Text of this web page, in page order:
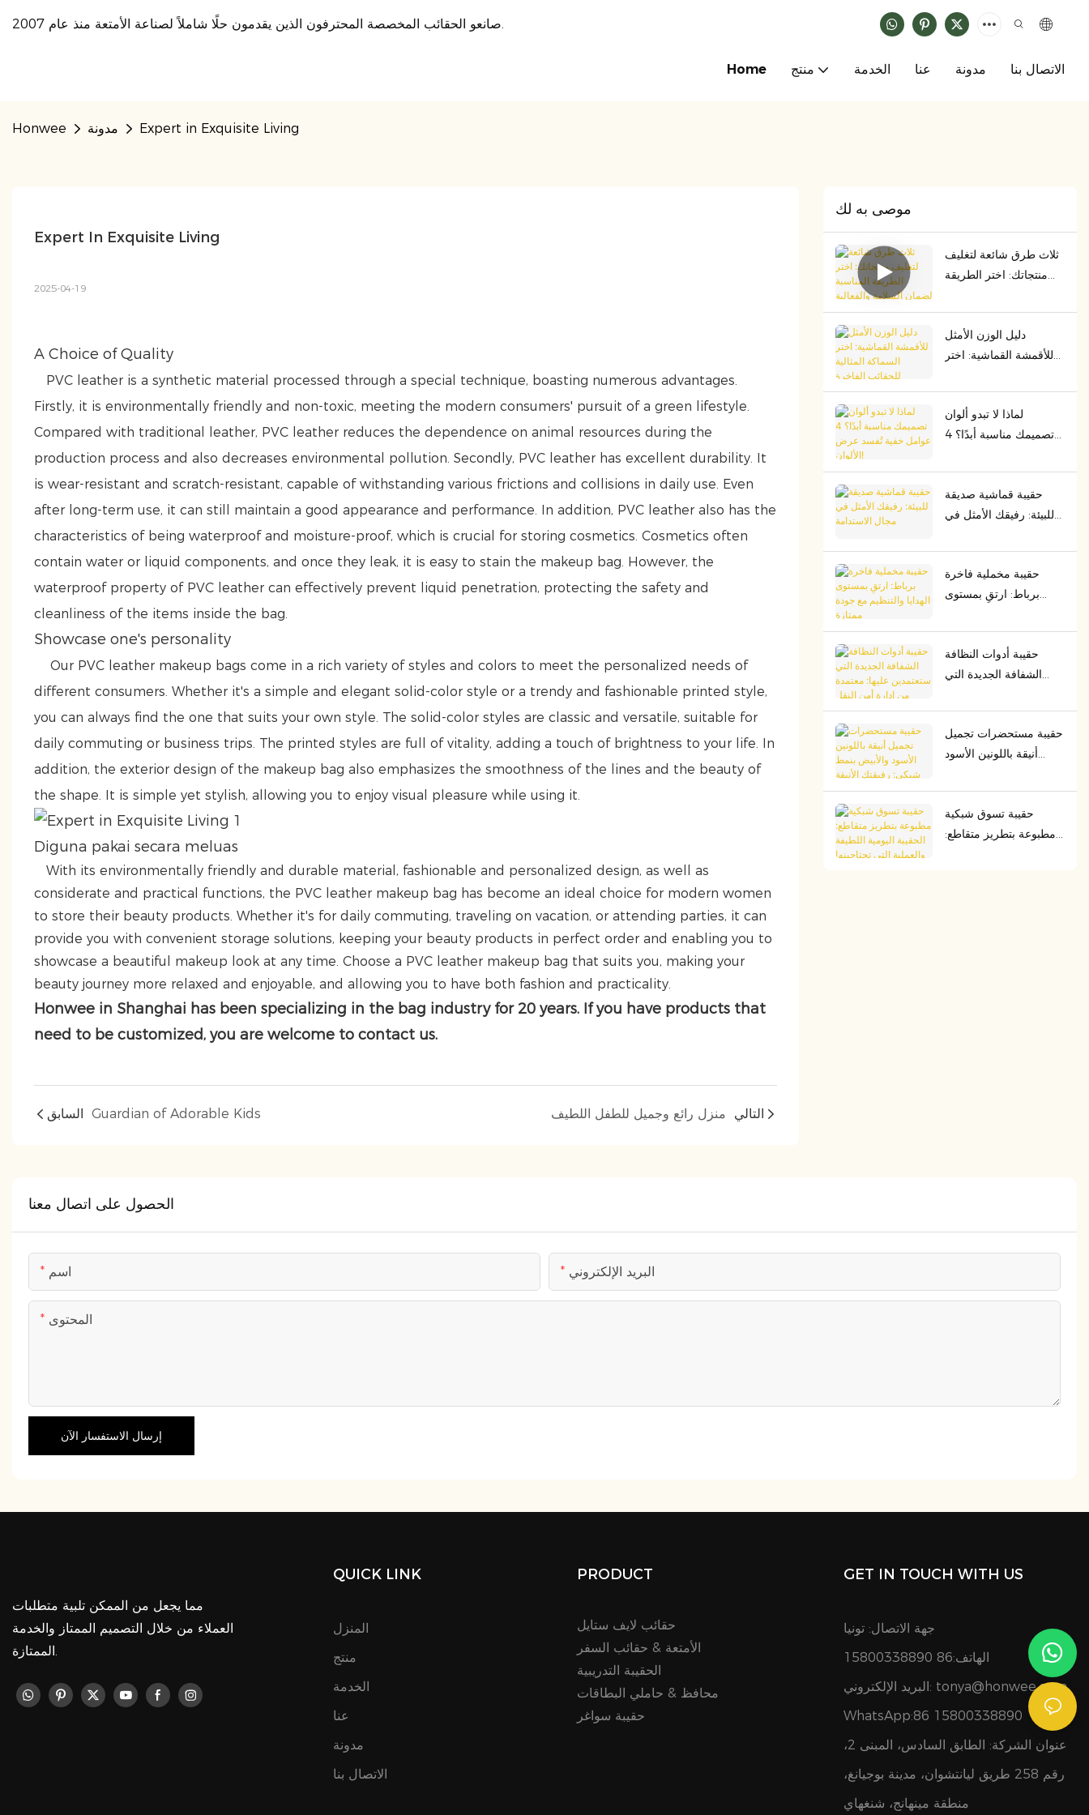
صانعو الحقائب المخصصة المحترفون الذين يقدمون حلًا شاملاً لصناعة الأمتعة منذ عام 2007.
Home منتج الخدمة عنا مدونة الاتصال بنا
Honwee مدونة Expert in Exquisite Living
Expert In Exquisite Living
2025-04-19
A Choice of Quality
PVC leather is a synthetic material processed through a special technique, boasting numerous advantages.
Firstly, it is environmentally friendly and non-toxic, meeting the modern consumers' pursuit of a green lifestyle.
Compared with traditional leather, PVC leather reduces the dependence on animal resources during the
production process and also decreases environmental pollution. Secondly, PVC leather has excellent durability. It
is wear-resistant and scratch-resistant, capable of withstanding various frictions and collisions in daily use. Even
after long-term use, it can still maintain a good appearance and performance. In addition, PVC leather also has the
characteristics of being waterproof and moisture-proof, which is crucial for storing cosmetics. Cosmetics often
contain water or liquid components, and once they leak, it is easy to stain the makeup bag. However, the
waterproof property of PVC leather can effectively prevent liquid penetration, protecting the safety and
cleanliness of the items inside the bag.
Showcase one's personality
Our PVC leather makeup bags come in a rich variety of styles and colors to meet the personalized needs of
different consumers. Whether it's a simple and elegant solid-color style or a trendy and fashionable printed style,
you can always find the one that suits your own style. The solid-color styles are classic and versatile, suitable for
daily commuting or business trips. The printed styles are full of vitality, adding a touch of brightness to your life. In
addition, the exterior design of the makeup bag also emphasizes the smoothness of the lines and the beauty of
the shape. It is simple yet stylish, allowing you to enjoy visual pleasure while using it.
Diguna pakai secara meluas
With its environmentally friendly and durable material, fashionable and personalized design, as well as
considerate and practical functions, the PVC leather makeup bag has become an ideal choice for modern women
to store their beauty products. Whether it's for daily commuting, traveling on vacation, or attending parties, it can
provide you with convenient storage solutions, keeping your beauty products in perfect order and enabling you to
showcase a beautiful makeup look at any time. Choose a PVC leather makeup bag that suits you, making your
beauty journey more relaxed and enjoyable, and allowing you to have both fashion and practicality.
Honwee in Shanghai has been specializing in the bag industry for 20 years. If you have products that
need to be customized, you are welcome to contact us.
السابق Guardian of Adorable Kids منزل رائع وجميل للطفل اللطيف التالي
موصى به لك
ثلاث طرق شائعة لتغليف
منتجاتك: اختر الطريقة
والفعالية من حيث التكلفة
دليل الوزن الأمثل
للأقمشة القماشية: اختر
الفاخرة
لماذا لا تبدو ألوان
تصميمك مناسبة أبدًا؟ 4
الألوان!
حقيبة قماشية صديقة
للبيئة: رفيقك الأمثل في
حقيبة مخملية فاخرة
برباط: ارتقِ بمستوى
ممتازة
حقيبة أدوات النظافة
الشفافة الجديدة التي
من إدارة أمن النقل
الأمريكية، متينة، ومثالية
لكل مغامرة
حقيبة مستحضرات تجميل
أنيقة باللونين الأسود
رفيقتك الأنيقة الأساسية
أثناء التنقل
حقيبة تسوق شبكية
مطبوعة بتطريز متقاطع:
الحصول على اتصال معنا
اسم البريد الإلكتروني
المحتوى
إرسال الاستفسار الآن
مما يجعل من الممكن تلبية متطلبات
العملاء من خلال التصميم الممتاز والخدمة
QUICK LINK
المنزل
منتج
الخدمة
عنا
مدونة
الاتصال بنا
PRODUCT
حقائب لايف ستايل
الأمتعة & حقائب السفر
الحقيبة التدريبية
محافظ & حاملي البطاقات
حقيبة سواغر
GET IN TOUCH WITH US
جهة الاتصال: تونيا
الهاتف:86 15800338890
البريد الإلكتروني: tonya@honwee.com
WhatsApp:86 15800338890
عنوان الشركة: الطابق السادس، المبنى 2،
رقم 258 طريق ليانتشوان، مدينة بوجيانغ،
منطقة مينهانج، شنغهاي